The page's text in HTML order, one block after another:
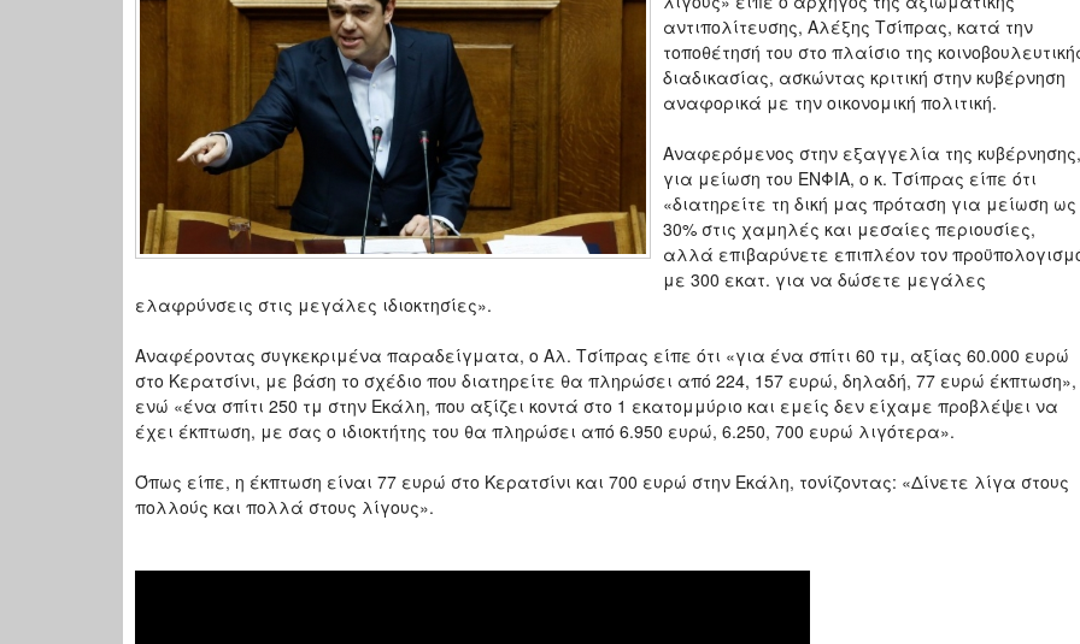
αντιπολίτευσης, Αλέξης Τσίπρας, κατά την
τοποθέτησή του στο πλαίσιο της
διαδικασίας, ασκώντας κριτική στην κυβέρνηση
αναφορικά με την οικονομική πολιτική.
Αναφερόμενος στην εξαγγελία της κυβέρνησης,
για μείωση του ΕΝΦΙΑ, ο κ. Τσίπρας είπε ότι
«διατηρείτε τη δική μας πρόταση για μείωση ως
30% στις χαμηλές και μεσαίες περιουσίες,
αλλά επιβαρύνετε επιπλέον τον
με 300 εκατ. για να δώσετε μεγάλες
ελαφρύνσεις στις μεγάλες ιδιοκτησίες».
Αναφέροντας συγκεκριμένα παραδείγματα, ο Αλ. Τσίπρας είπε ότι «για ένα σπίτι 60 τμ, αξίας 60.000 ευρώ
στο Κερατσίνι, με βάση το σχέδιο που διατηρείτε θα πληρώσει από 224, 157 ευρώ, δηλαδή, 77 ευρώ έκπτωση»,
ενώ «ένα σπίτι 250 τμ στην Εκάλη, που αξίζει κοντά στο 1 εκατομμύριο και εμείς δεν είχαμε προβλέψει να
έχει έκπτωση, με σας ο ιδιοκτήτης του θα πληρώσει από 6.950 ευρώ, 6.250, 700 ευρώ λιγότερα».
Όπως είπε, η έκπτωση είναι 77 ευρώ στο Κερατσίνι και 700 ευρώ στην Εκάλη, τονίζοντας: «Δίνετε λίγα στους
πολλούς και πολλά στους λίγους».